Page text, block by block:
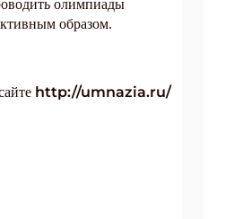
олимпиады
образом.
http://umnazia.ru/